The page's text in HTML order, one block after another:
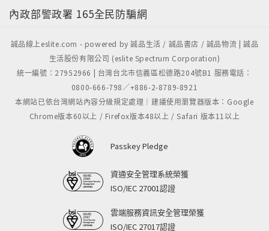
內政部警政署 165全民防騙網
誠品線上eslite.com - powered by 誠品生活 / 誠品書店 / 誠品物流 | 誠品
生活股份有限公司 (eslite Spectrum Corporation)
統一編號：27952966 | 台灣台北市信義區松德路204號B1 服務電話：
0800-666-798／+886-2-8789-8921
本網站已依台灣網站內容分級規定處理｜建議使用瀏覽器版本：Google
Chrome版本60以上 / Firefox版本48以上 / Safari 版本11以上
Passkey Pledge
資通安全管理系統榮獲
ISO/IEC 27001認證
雲端服務資訊安全管理榮獲
ISO/IEC 27017認證